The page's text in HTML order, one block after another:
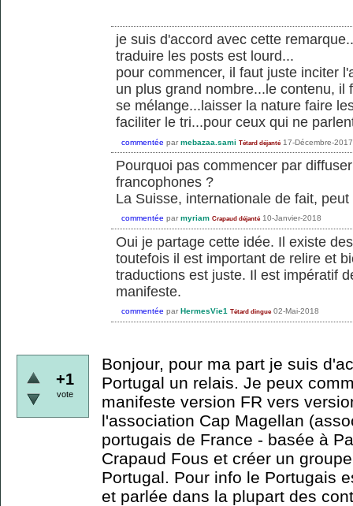
je suis d'accord avec cette remarque..
traduire les posts est lourd...
pour commencer, il faut juste inciter
un plus grand nombre...le contenu,
se mélange...laisser la nature faire
faciliter le tri...pour ceux qui ne
commentée par mebazaa.sami Tétard déjanté 17-Décembre-2017
Pourquoi pas commencer par
francophones ?
La Suisse, internationale de fait,
commentée par myriam Crapaud déjanté 10-Janvier-2018
Oui je partage cette idée. Il existe
toutefois il est important de relire et
traductions est juste. Il est impératif
manifeste.
commentée par HermesVie1 Tétard dingue 02-Mai-2018
+1
vote
Bonjour, pour ma part je suis
Portugal un relais. Je peux
manifeste version FR vers
l'association Cap Magellan
portugais de France - basée à
Crapaud Fous et créer un
Portugal. Pour info le Portugais
et parlée dans la plupart des